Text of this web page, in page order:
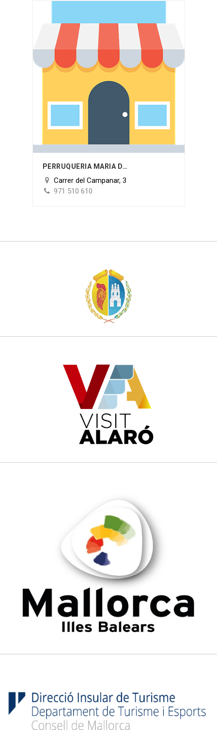
PERRUQUERIA MARIA DEL CARMEN HIDALGO
Carrer del Campanar, 3
971 510 610